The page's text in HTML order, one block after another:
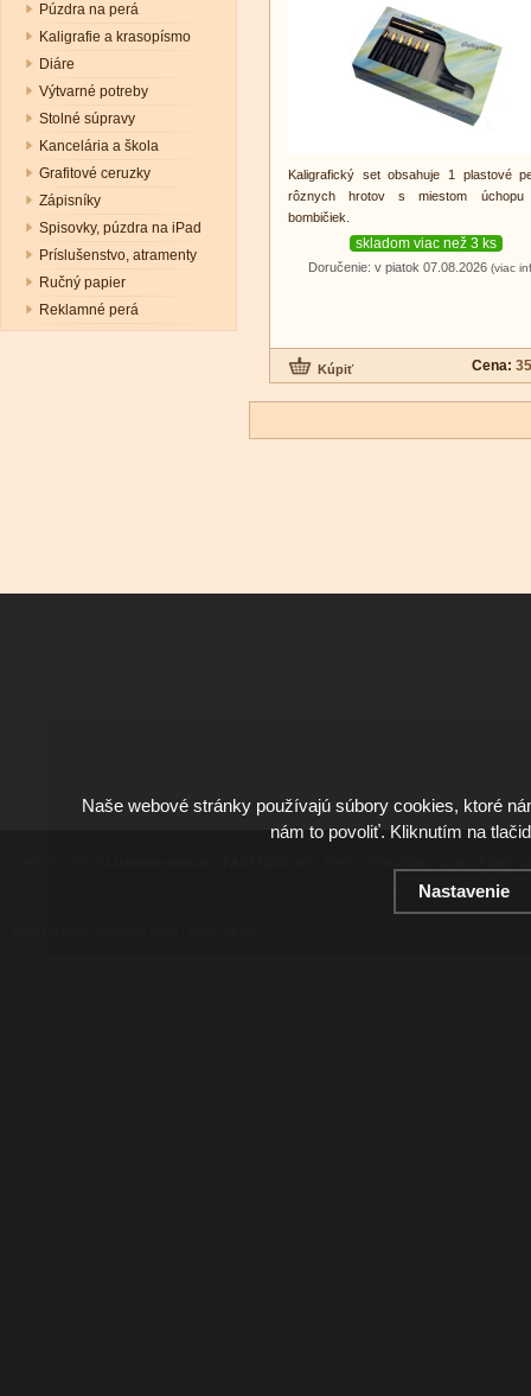
Púzdra na perá
Kaligrafie a krasopísmo
Diáre
Výtvarné potreby
Stolné súpravy
Kancelária a škola
Grafitové ceruzky
Zápisníky
Spisovky, púzdra na iPad
Príslušenstvo, atramenty
Ručný papier
Reklamné perá
Kaligrafický set obsahuje 1 plastové
rôznych hrotov s miestom
bombičiek.
skladom viac než 3 ks
Doručenie: v piatok 07.08.2026(viac
Cena:
Naše webové stránky používajú súbory cookies, ktoré
nám to povoliť. Kliknutím na
Nastavenie